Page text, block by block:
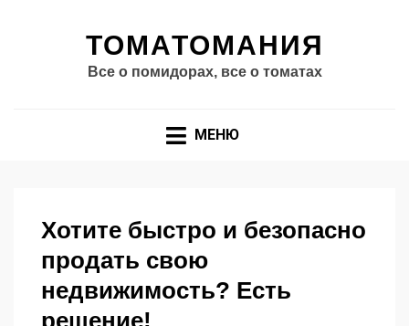
ТОМАТОМАНИЯ
Все о помидорах, все о томатах
МЕНЮ
Хотите быстро и безопасно
продать свою
недвижимость? Есть